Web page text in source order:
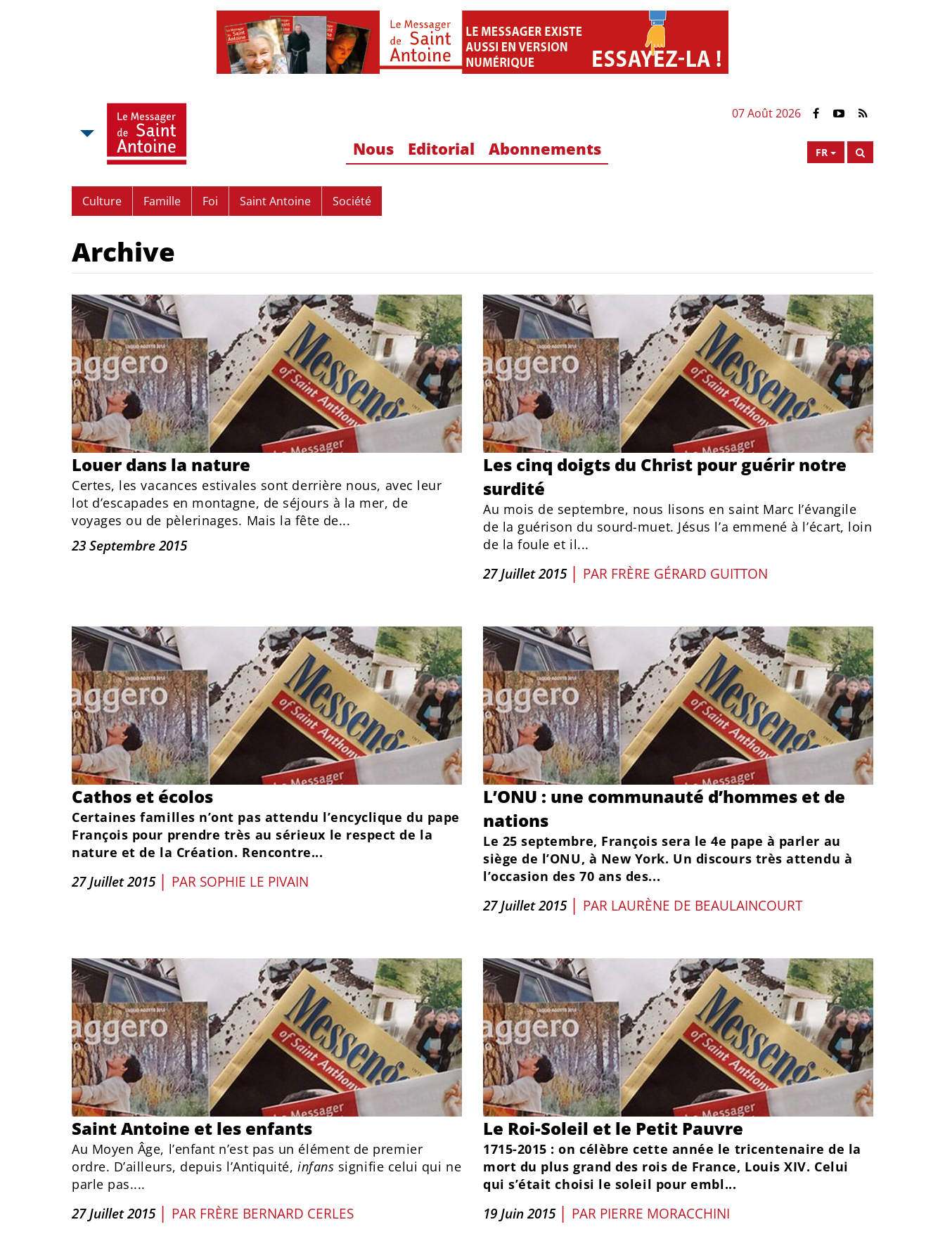
07 Août 2026
FR
Nous Editorial Abonnements
Culture Famille Foi Saint Antoine Société
Archive
Louer dans la nature
Certes, les vacances estivales sont derrière nous, avec leur
lot d’escapades en montagne, de séjours à la mer, de
voyages ou de pèlerinages. Mais la fête de...
23 Septembre 2015
Les cinq doigts du Christ pour guérir notre
surdité
Au mois de septembre, nous lisons en saint Marc l’évangile
de la guérison du sourd-muet. Jésus l’a emmené à l’écart, loin
de la foule et il...
27 Juillet 2015 | PAR FRÈRE GÉRARD GUITTON
Cathos et écolos
Certaines familles n’ont pas attendu l’encyclique du pape
François pour prendre très au sérieux le respect de la
nature et de la Création. Rencontre...
27 Juillet 2015 | PAR SOPHIE LE PIVAIN
L’ONU : une communauté d’hommes et de
nations
Le 25 septembre, François sera le 4e pape à parler au
siège de l’ONU, à New York. Un discours très attendu à
l’occasion des 70 ans des...
27 Juillet 2015 | PAR LAURÈNE DE BEAULAINCOURT
Saint Antoine et les enfants
Au Moyen Âge, l’enfant n’est pas un élément de premier
ordre. D’ailleurs, depuis l’Antiquité,infans signifie celui qui ne
parle pas....
27 Juillet 2015 | PAR FRÈRE BERNARD CERLES
Le Roi-Soleil et le Petit Pauvre
1715-2015 : on célèbre cette année le tricentenaire de la
mort du plus grand des rois de France, Louis XIV. Celui
qui s’était choisi le soleil pour embl...
19 Juin 2015 | PAR PIERRE MORACCHINI